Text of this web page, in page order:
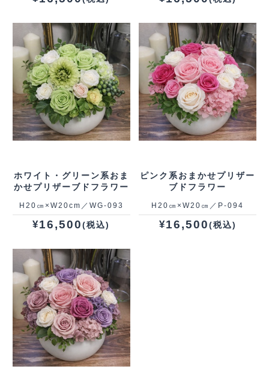
ホワイト・グリーン系おま
かせプリザーブドフラワー
H20㎝×W20cm／WG‐093
¥16,500(税込)
ピンク系おまかせプリザー
ブドフラワー
H20㎝×W20㎝／P‐094
¥16,500(税込)